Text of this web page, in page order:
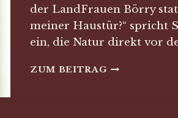
der LandFrauen Börry
meiner Haustür?“ spricht
ein, die Natur direkt vor
ZUM BEITRAG VORTRAG